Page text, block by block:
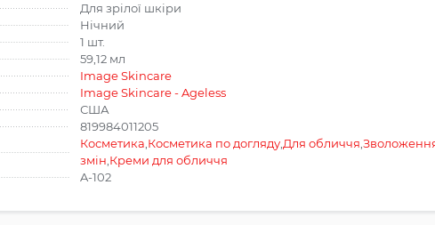
Для зрілої шкіри
Нічний
1 шт.
59,12 мл
Image Skincare
Image Skincare - Ageless
США
819984011205
Косметика,Косметика по догляду,Для обличчя,
змін,Креми для обличчя
A-102